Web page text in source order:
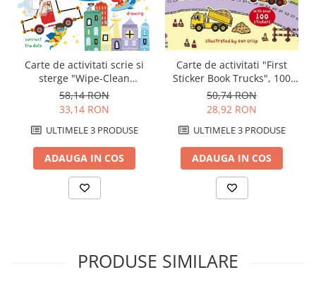
Carte de activitati scrie si
sterge "Wipe-Clean
Superhero Activities",
reutilizabila, Usborne
58,14 RON
33,14 RON
ULTIMELE 3 PRODUSE
ADAUGA IN COS
Carte de activitati "First
Sticker Book Trucks", 100
stickers, Usborne
50,74 RON
28,92 RON
ULTIMELE 3 PRODUSE
ADAUGA IN COS
PRODUSE SIMILARE